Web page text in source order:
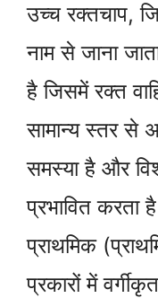
उच्च रक्तचाप,
नाम से जाना
है जिसमें रक्त
सामान्य स्तर से
समस्या है और
प्रभावित करता
प्राथमिक
प्रकारों में